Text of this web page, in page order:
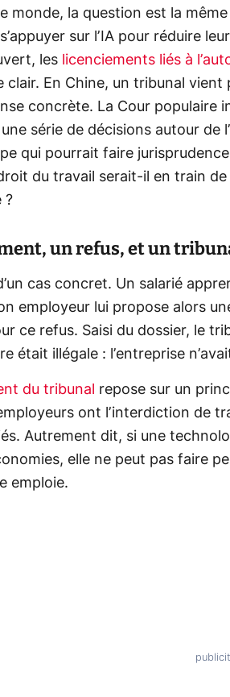
monde, la question est la même
sur l’IA pour réduire
les licenciements liés à
clair. En Chine, un tribunal
concrète. La Cour populaire
une série de décisions autour de
qui pourrait faire
du travail serait-il en train
?
un refus, et un
cas concret. Un salarié
employeur lui propose alors
ce refus. Saisi du dossier, le
était illégale : l’entreprise
du tribunal
repose sur un
ont l’interdiction de
Autrement dit, si une
elle ne peut pas faire
emploie.